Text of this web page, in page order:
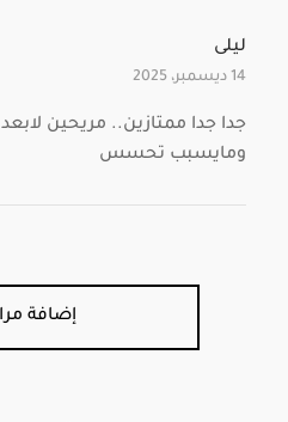
ليلى
14 ديسمبر، 2025
جدا جدا ممتازين.. مريحين
ومايسبب تحسس
إضافة